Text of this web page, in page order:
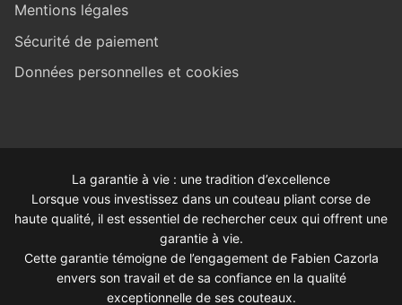
Mentions légales
Sécurité de paiement
Données personnelles et cookies
La garantie à vie : une tradition d’excellence
Lorsque vous investissez dans un couteau pliant corse de
haute qualité, il est essentiel de rechercher ceux qui offrent une
garantie à vie.
Cette garantie témoigne de l’engagement de Fabien Cazorla
envers son travail et de sa confiance en la qualité
exceptionnelle de ses couteaux.